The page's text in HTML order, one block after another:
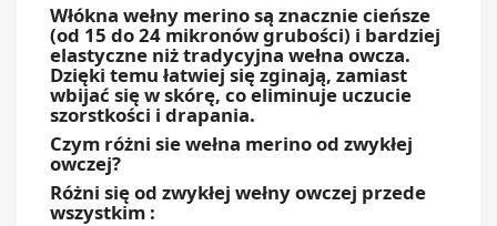
Włókna wełny merino są znacznie cieńsze
(od 15 do 24 mikronów grubości) i bardziej
elastyczne niż tradycyjna wełna owcza.
Dzięki temu łatwiej się zginają, zamiast
wbijać się w skórę, co eliminuje uczucie
szorstkości i drapania.
Czym różni sie wełna merino od zwykłej
owczej?
Różni się od zwykłej wełny owczej przede
wszystkim :